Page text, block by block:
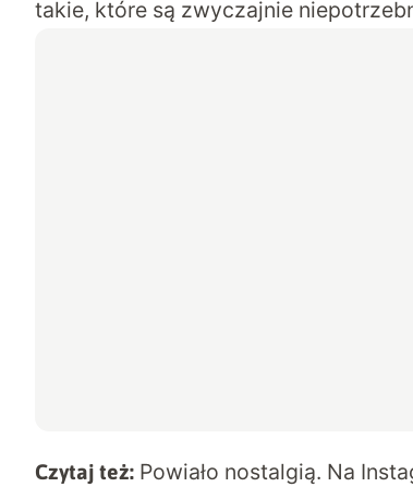
takie, które są zwyczajnie
Czytaj też: Powiało nostalgią. Na